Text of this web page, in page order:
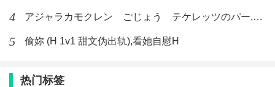
4 アジャラカモクレン ごじょう テケレッツのパー,【No. 42 Rube Goldberg Machine】十四
5 偷妳 (H 1v1 甜文伪出轨),看她自慰H
热门标签